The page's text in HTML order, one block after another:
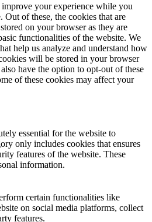
your experience while you
Out of these, the cookies that are
on your browser as they are
functionalities of the website. We
help us analyze and understand how
will be stored in your browser
have the option to opt-out of these
of these cookies may affect your
essential for the website to
only includes cookies that ensures
features of the website. These
information.
certain functionalities like
on social media platforms, collect
features.